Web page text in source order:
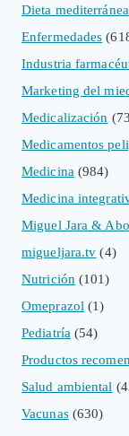
Dieta mediterránea
Enfermedades
Industria
Marketing del
Medicalización
Medicamentos
Medicina (984)
Medicina
Miguel Jara &
migueljara.tv (4)
Nutrición (101)
Omeprazol (1)
Pediatría (54)
Productos
Salud ambiental
Vacunas(630)